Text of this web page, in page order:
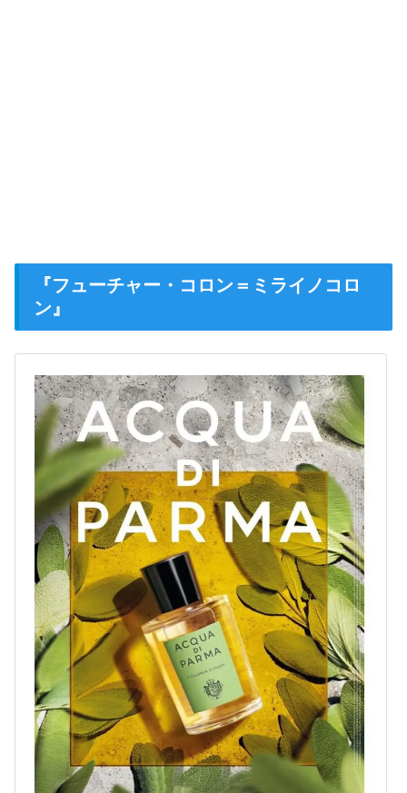
『フューチャー・コロン＝ミライノコロ
ン』